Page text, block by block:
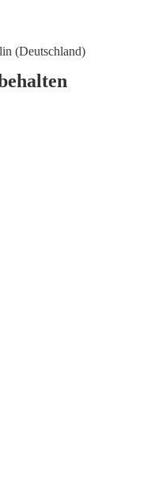
(Deutschland)